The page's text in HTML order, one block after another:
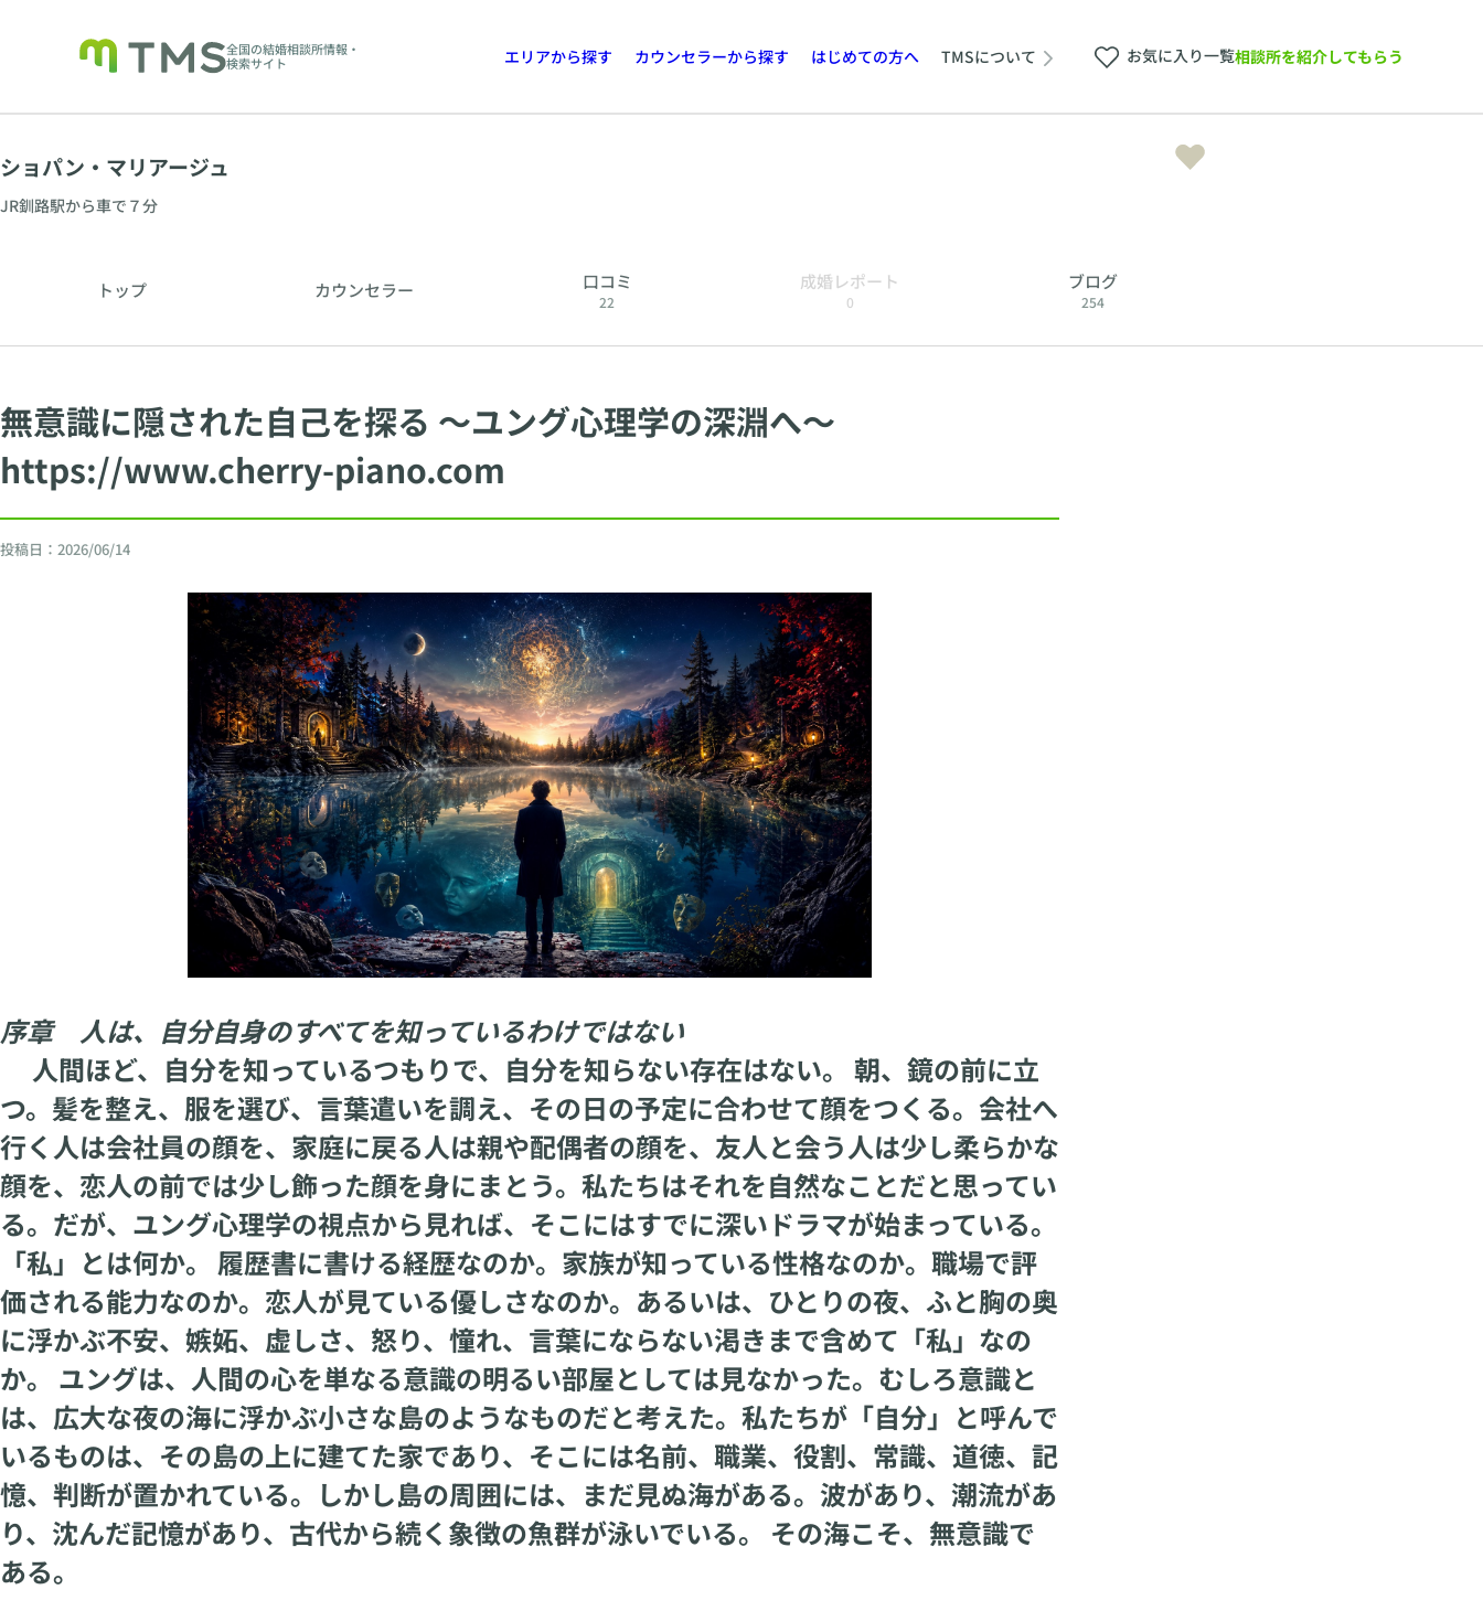
全国の結婚相談所情報・
検索サイト
エリアから探す カウンセラーから探す はじめての方へ TMSについて お気に入り一覧相談所を紹介してもらう
ショパン・マリアージュ
JR釧路駅から車で７分
トップ カウンセラー 口コミ
22
成婚レポート
0
ブログ
254
無意識に隠された自己を探る 〜ユング心理学の深淵へ〜
https://www.cherry-piano.com
投稿日： 2026/06/14
序章 人は、自分自身のすべてを知っているわけではない
人間ほど、自分を知っているつもりで、自分を知らない存在はない。 朝、鏡の前に立
つ。髪を整え、服を選び、言葉遣いを調え、その日の予定に合わせて顔をつくる。会社へ
行く人は会社員の顔を、家庭に戻る人は親や配偶者の顔を、友人と会う人は少し柔らかな
顔を、恋人の前では少し飾った顔を身にまとう。私たちはそれを自然なことだと思ってい
る。だが、ユング心理学の視点から見れば、そこにはすでに深いドラマが始まっている。
「私」とは何か。 履歴書に書ける経歴なのか。家族が知っている性格なのか。職場で評
価される能力なのか。恋人が見ている優しさなのか。あるいは、ひとりの夜、ふと胸の奥
に浮かぶ不安、嫉妬、虚しさ、怒り、憧れ、言葉にならない渇きまで含めて「私」なの
か。 ユングは、人間の心を単なる意識の明るい部屋としては見なかった。むしろ意識と
は、広大な夜の海に浮かぶ小さな島のようなものだと考えた。私たちが「自分」と呼んで
いるものは、その島の上に建てた家であり、そこには名前、職業、役割、常識、道徳、記
憶、判断が置かれている。しかし島の周囲には、まだ見ぬ海がある。波があり、潮流があ
り、沈んだ記憶があり、古代から続く象徴の魚群が泳いでいる。 その海こそ、無意識で
ある。